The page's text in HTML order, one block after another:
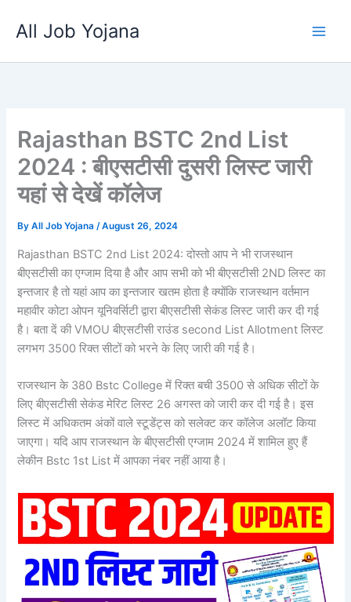
All Job Yojana
Rajasthan BSTC 2nd List
2024 : बीएसटीसी दुसरी लिस्ट जारी
यहां से देखें कॉलेज
ByAll Job Yojana/August 26, 2024
Rajasthan BSTC 2nd List 2024: दोस्तो आप ने भी राजस्थान
बीएसटीसी का एग्जाम दिया है और आप सभी को भी बीएसटीसी 2ND लिस्ट का
इन्तजार है तो यहां आप का इन्तजार खतम होता है क्योंकि राजस्थान वर्तमान
महावीर कोटा ओपन यूनिवर्सिटी द्वारा बीएसटीसी सेकंड लिस्ट जारी कर दी गई
है। बता दें की VMOU बीएसटीसी राउंड second List Allotment लिस्ट
लगभग 3500 रिक्त सीटों को भरने के लिए जारी की गई है।
राजस्थान के 380 Bstc College में रिक्त बची 3500 से अधिक सीटों के
लिए बीएसटीसी सेकंड मेरिट लिस्ट 26 अगस्त को जारी कर दी गई है। इस
लिस्ट में अधिकतम अंकों वाले स्टूडेंट्स को सलेक्ट कर कॉलेज अलॉट किया
जाएगा। यदि आप राजस्थान के बीएसटीसी एग्जाम 2024 में शामिल हुए हैं
लेकीन Bstc 1st List में आपका नंबर नहीं आया है।